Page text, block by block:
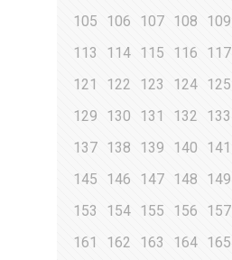
105
106 107 108 109
113
114 115 116 117
121
122 123 124 125
129
130 131 132 133
137 138 139 140 141
145
146 147 148 149
153
154 155 156 157
161
162 163 164 165